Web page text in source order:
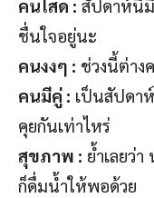
คนโสด : สัปดาห์นี้
ชื่นใจอยู่นะ
คนงงๆ : ช่วงนี้ต่าง
คนมีคู่ : เป็นสัปดา
คุยกันเท่าไหร่
สุขภาพ : ย้ำเลยว่
ก็ดื่มน้ำให้พอด้วย